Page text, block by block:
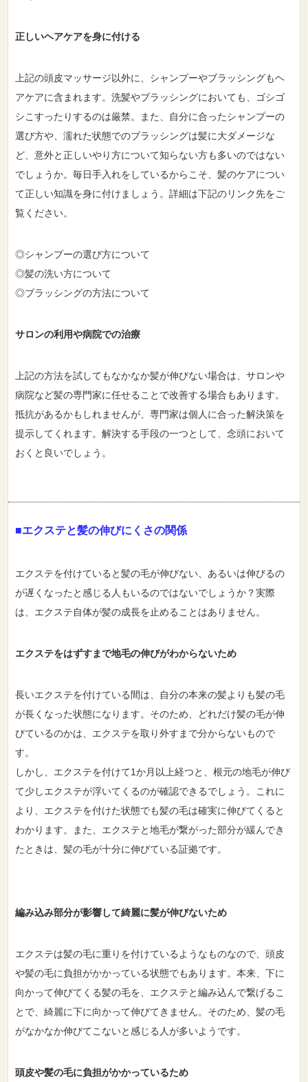
正しいヘアケアを身に付ける
上記の頭皮マッサージ以外に、シャンプーやブラッシングもヘ
アケアに含まれます。洗髪やブラッシングにおいても、ゴシゴ
シこすったりするのは厳禁。また、自分に合ったシャンプーの
選び方や、濡れた状態でのブラッシングは髪に大ダメージな
ど、意外と正しいやり方について知らない方も多いのではない
でしょうか。毎日手入れをしているからこそ、髪のケアについ
て正しい知識を身に付けましょう。詳細は下記のリンク先をご
覧ください。
◎シャンプーの選び方について
◎髪の洗い方について
◎ブラッシングの方法について
サロンの利用や病院での治療
上記の方法を試してもなかなか髪が伸びない場合は、サロンや
病院など髪の専門家に任せることで改善する場合もあります。
抵抗があるかもしれませんが、専門家は個人に合った解決策を
提示してくれます。解決する手段の一つとして、念頭において
おくと良いでしょう。
■エクステと髪の伸びにくさの関係
エクステを付けていると髪の毛が伸びない、あるいは伸びるの
が遅くなったと感じる人もいるのではないでしょうか？実際
は、エクステ自体が髪の成長を止めることはありません。
エクステをはずすまで地毛の伸びがわからないため
長いエクステを付けている間は、自分の本来の髪よりも髪の毛
が長くなった状態になります。そのため、どれだけ髪の毛が伸
びているのかは、エクステを取り外すまで分からないもので
す。
しかし、エクステを付けて1か月以上経つと、根元の地毛が伸び
て少しエクステが浮いてくるのが確認できるでしょう。これに
より、エクステを付けた状態でも髪の毛は確実に伸びてくると
わかります。また、エクステと地毛が繋がった部分が緩んでき
たときは、髪の毛が十分に伸びている証拠です。
編み込み部分が影響して綺麗に髪が伸びないため
エクステは髪の毛に重りを付けているようなものなので、頭皮
や髪の毛に負担がかかっている状態でもあります。本来、下に
向かって伸びてくる髪の毛を、エクステと編み込んで繋げるこ
とで、綺麗に下に向かって伸びてきません。そのため、髪の毛
がなかなか伸びてこないと感じる人が多いようです。
頭皮や髪の毛に負担がかかっているため